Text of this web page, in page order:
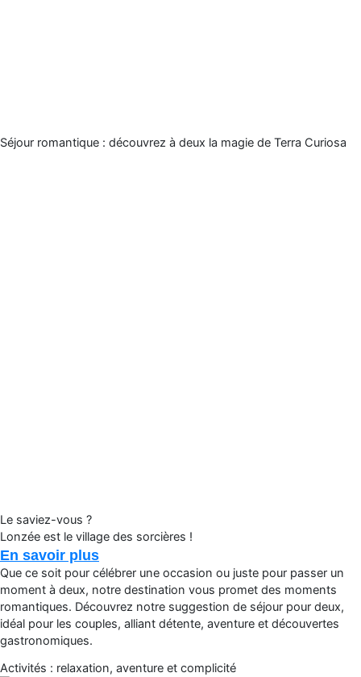
Séjour romantique : découvrez à deux la magie de Terra Curiosa
Le saviez-vous ?
Lonzée est le village des sorcières !
En savoir plus
Que ce soit pour célébrer une occasion ou juste pour passer un
moment à deux, notre destination vous promet des moments
romantiques. Découvrez notre suggestion de séjour pour deux,
idéal pour les couples, alliant détente, aventure et découvertes
gastronomiques.
Activités : relaxation, aventure et complicité